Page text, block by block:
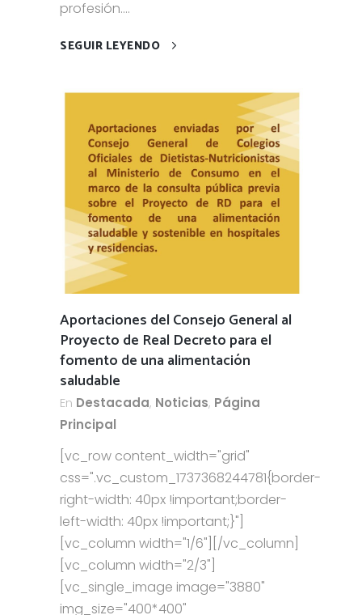
profesión....
SEGUIR LEYENDO
Aportaciones del Consejo General al
Proyecto de Real Decreto para el
fomento de una alimentación
saludable
En Destacada, Noticias, Página
Principal
[vc_row content_width="grid"
css=".vc_custom_1737368244781{border-
right-width: 40px !important;border-
left-width: 40px !important;}"]
[vc_column width="1/6"][/vc_column]
[vc_column width="2/3"]
[vc_single_image image="3880"
img_size="400*400"